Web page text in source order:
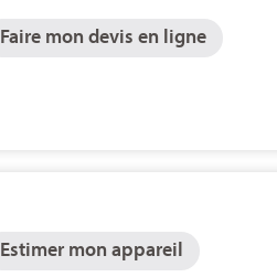
Faire mon devis en ligne
Estimer mon appareil